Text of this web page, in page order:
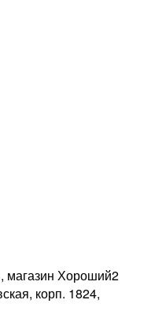
магазин Хороший2
корп. 1824,